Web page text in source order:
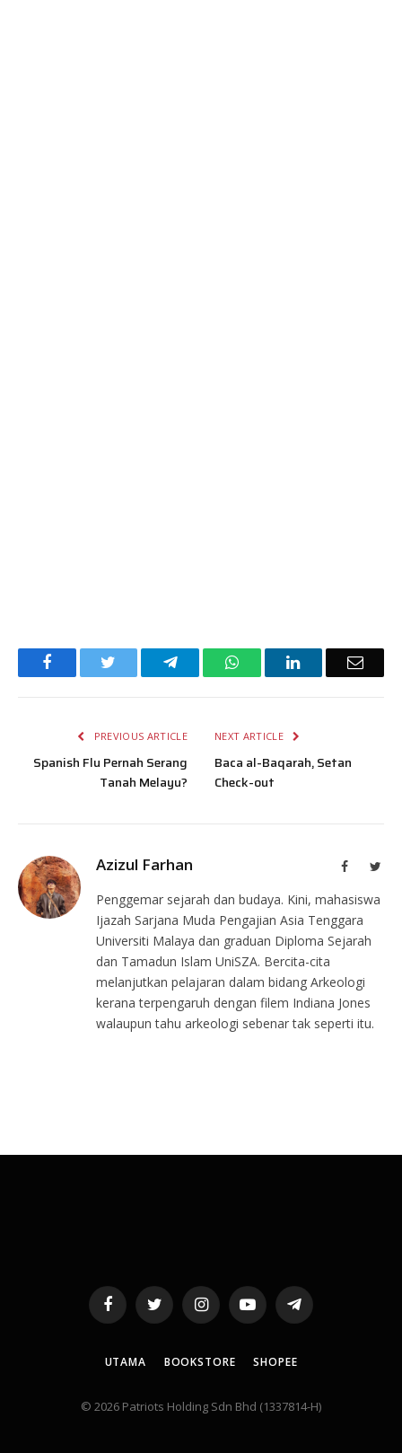
Facebook TelegramWhatsAppLinkedIn Email
PREVIOUS ARTICLE
Spanish Flu Pernah Serang
Tanah Melayu?
NEXT ARTICLE
Baca al-Baqarah, Setan
Check-out
Azizul Farhan Facebook
Penggemar sejarah dan budaya. Kini, mahasiswa
Ijazah Sarjana Muda Pengajian Asia Tenggara
Universiti Malaya dan graduan Diploma Sejarah
dan Tamadun Islam UniSZA. Bercita-cita
melanjutkan pelajaran dalam bidang Arkeologi
kerana terpengaruh dengan filem Indiana Jones
walaupun tahu arkeologi sebenar tak seperti itu.
FacebookTwitter InstagramYouTubeTelegram
UTAMA BOOKSTORE SHOPEE
© 2026 Patriots Holding Sdn Bhd (1337814-H)